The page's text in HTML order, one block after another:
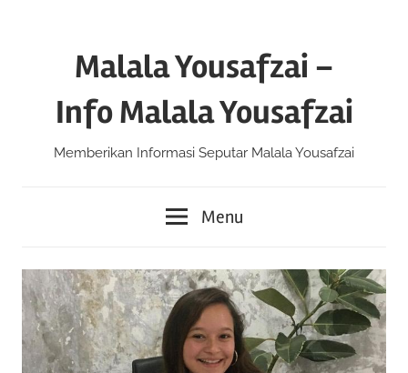
Malala Yousafzai –
Info Malala Yousafzai
Memberikan Informasi Seputar Malala Yousafzai
Menu